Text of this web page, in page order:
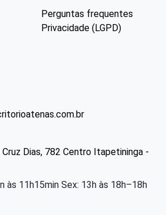
Perguntas frequentes
Privacidade (LGPD)
Dias, 782 Centro Itapetininga -
às 11h15min Sex: 13h às 18h–18h